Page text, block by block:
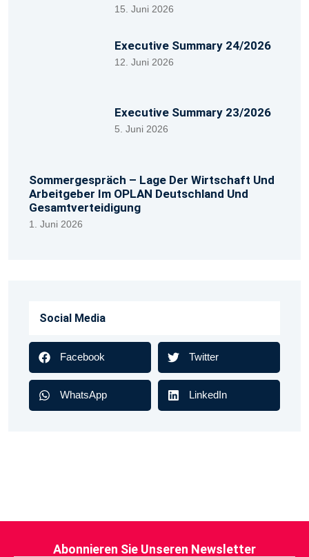
15. Juni 2026
Executive Summary 24/2026
12. Juni 2026
Executive Summary 23/2026
5. Juni 2026
Sommergespräch – Lage Der Wirtschaft Und
Arbeitgeber Im OPLAN Deutschland Und
Gesamtverteidigung
1. Juni 2026
Social Media
Facebook Twitter
WhatsApp LinkedIn
Abonnieren Sie Unseren Newsletter